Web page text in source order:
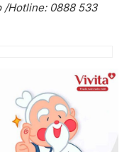
/Hotline: 0888 533